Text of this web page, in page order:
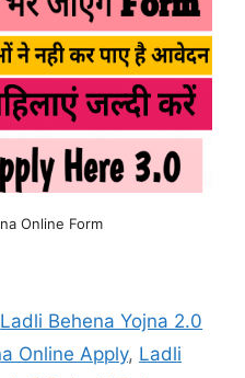
Online Form
Ladli Behena Yojna 2.0
Online Apply, Ladli